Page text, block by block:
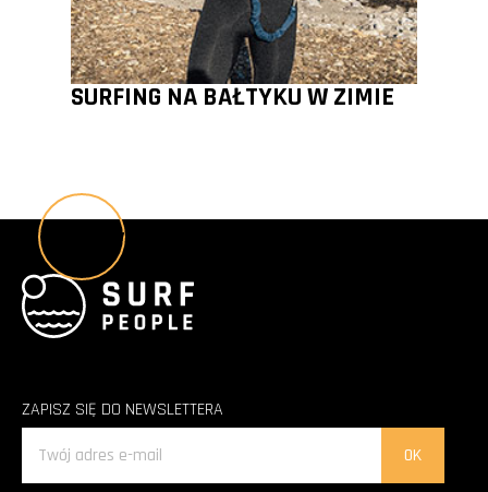
SURFING NA BAŁTYKU W ZIMIE
Wszystkie poradniki
ZAPISZ SIĘ DO NEWSLETTERA